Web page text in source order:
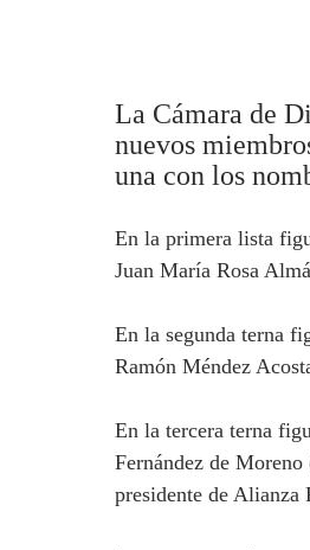
La Cámara de
nuevos
una con los
En la primera lista
Juan María Rosa
En la segunda terna
Ramón Méndez
En la tercera terna
Fernández de
presidente de Alianza